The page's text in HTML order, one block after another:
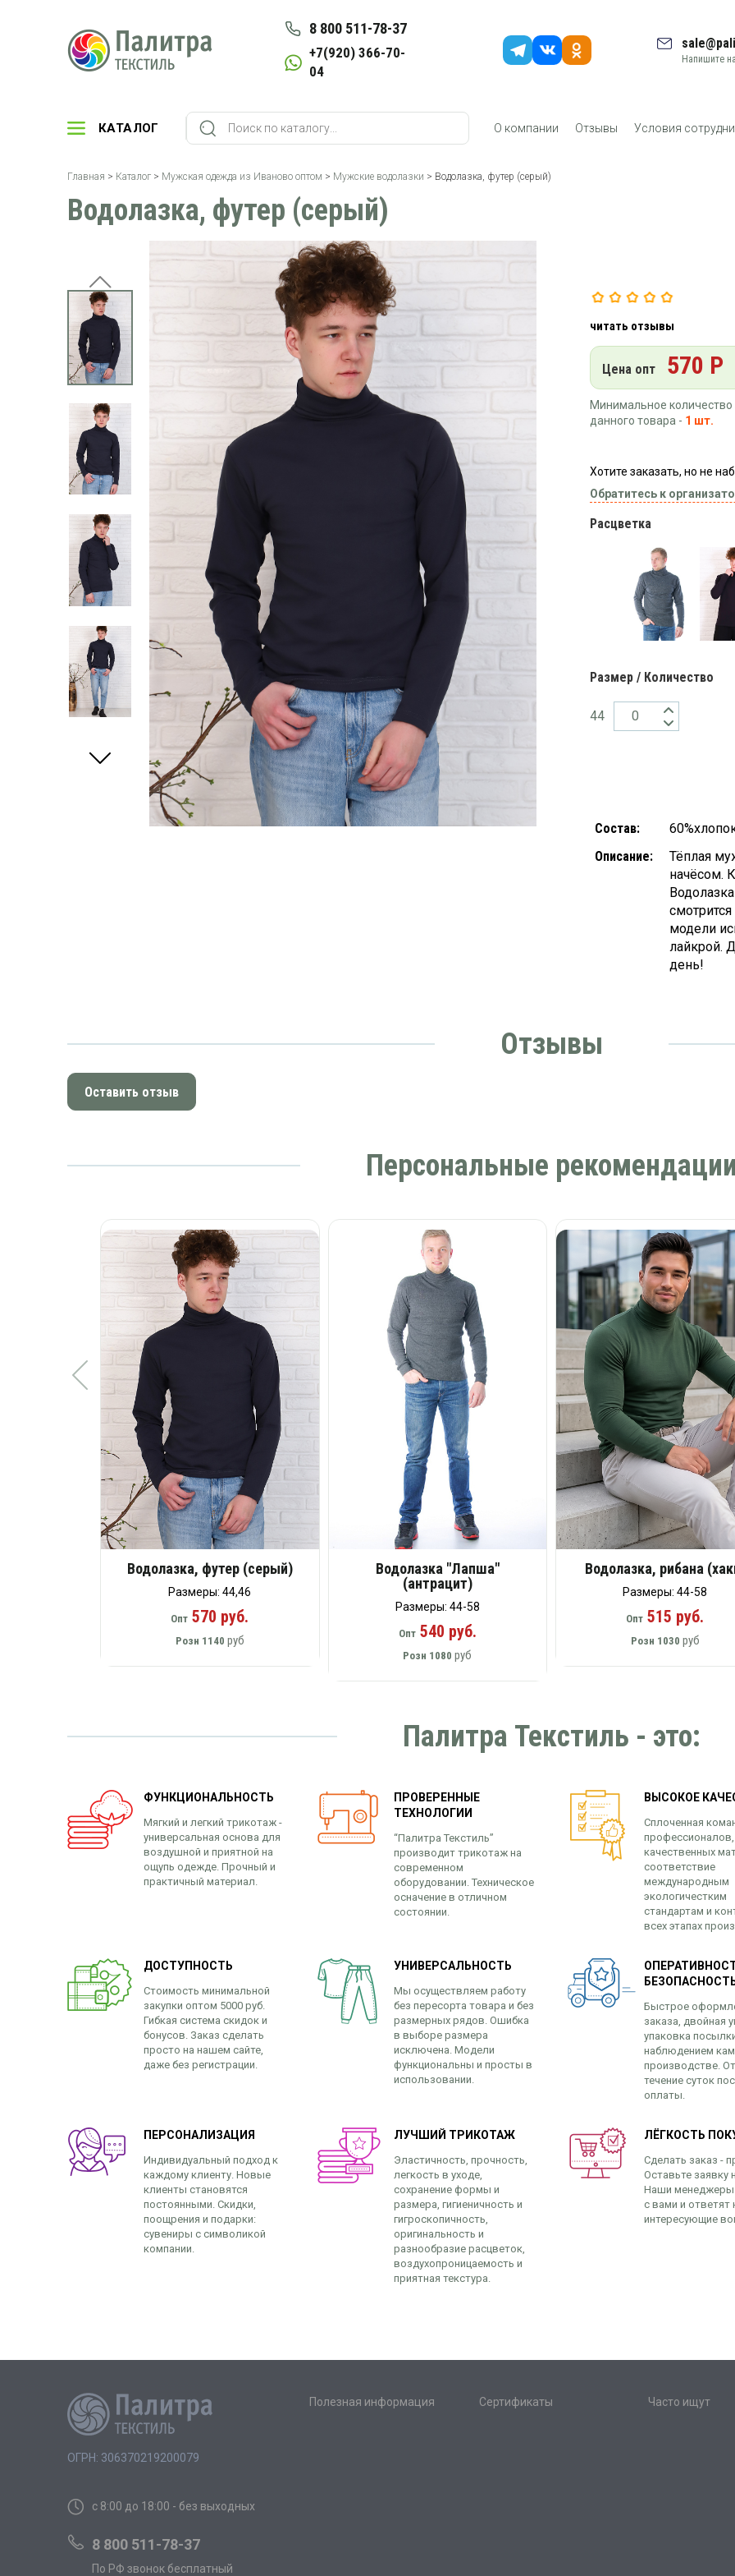
8 800 511-78-37
+7(920) 366-70-
04
Напишите
КАТАЛОГ О компании Отзывы Условия
Главная > Каталог > Мужская одежда из Иваново оптом > Мужские водолазки > Водолазка, футер (серый)
Водолазка, футер (серый)
читать отзывы
Цена опт 570 Р
Минимальное количество
данного товара - 1 шт.
Хотите заказать, но не
Обратитесь к
Расцветка
Размер / Количество
44
Состав:
Описание:
Тёплая
начёсом.
модели
лайкрой.
день!
Отзывы
Оставить отзыв
Персональные рекомендации
Водолазка, футер (серый)
Размеры: 44,46
Опт 570 руб.
Розн 1140 руб
Водолазка "Лапша"
(антрацит)
Размеры: 44-58
Опт540 руб.
Розн 1080 руб
Водолазка, рибана
Размеры: 44-58
Опт 515 руб.
Розн 1030 руб
Палитра Текстиль - это:
ФУНКЦИОНАЛЬНОСТЬ
Мягкий и легкий трикотаж -
универсальная основа для
воздушной и приятной на
ощупь одежде. Прочный и
практичный материал.
ПРОВЕРЕННЫЕ
ТЕХНОЛОГИИ
“Палитра Текстиль”
производит трикотаж на
современном
оборудовании. Техническое
осначение в отличном
состоянии.
ВЫСОКОЕ
Сплоченная
качественных
соответствие
международным
экологичестким
стандартам и
всех этапах
ДОСТУПНОСТЬ
Стоимость минимальной
закупки оптом 5000 руб.
Гибкая система скидок и
бонусов. Заказ сделать
просто на нашем сайте,
даже без регистрации.
УНИВЕРСАЛЬНОСТЬ
Мы осуществляем работу
без пересорта товара и без
размерных рядов. Ошибка
в выборе размера
исключена. Модели
функциональны и просты в
использовании.
Быстрое
заказа, двойная
упаковка
наблюдением
производстве.
течение суток
оплаты.
ПЕРСОНАЛИЗАЦИЯ
Индивидуальный подход к
каждому клиенту. Новые
клиенты становятся
постоянными. Скидки,
поощрения и подарки:
сувениры с символикой
компании.
ЛУЧШИЙ ТРИКОТАЖ
Эластичность, прочность,
легкость в уходе,
сохранение формы и
размера, гигиеничность и
гигроскопичность,
оригинальность и
разнообразие расцветок,
воздухопроницаемость и
приятная текстура.
ЛЁГКОСТЬ
Сделать заказ -
Оставьте заявку
Наши менеджеры
с вами и ответят
интересующие
ОГРН: 306370219200079
с 8:00 до 18:00 - без выходных
8 800 511-78-37
По РФ звонок бесплатный
Полезная информация Сертификаты Часто ищут